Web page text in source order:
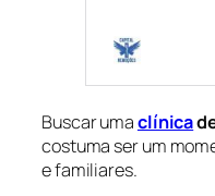
Buscar umaclínica
costuma ser um
e familiares.